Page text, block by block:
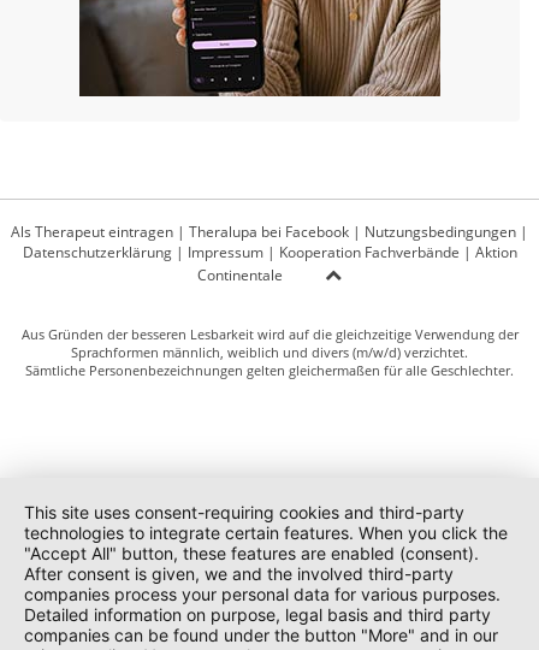
Als Therapeut eintragen | Theralupa bei Facebook | Nutzungsbedingungen |
Datenschutzerklärung| Impressum| Kooperation Fachverbände | Aktion
Continentale
Aus Gründen der besseren Lesbarkeit wird auf die gleichzeitige Verwendung der
Sprachformen männlich, weiblich und divers (m/w/d) verzichtet.
Sämtliche Personenbezeichnungen gelten gleichermaßen für alle Geschlechter.
This site uses consent-requiring cookies and third-party
technologies to integrate certain features. When you click the
"Accept All" button, these features are enabled (consent).
After consent is given, we and the involved third-party
companies process your personal data for various purposes.
Detailed information on purpose, legal basis and third party
companies can be found under the button "More" and in our